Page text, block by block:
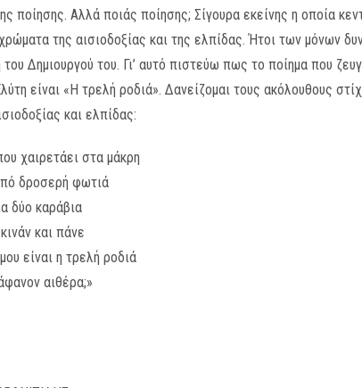
ποίησης. Αλλά ποιάς ποίησης; Σίγουρα εκείνης η οποία
της αισιοδοξίας και της ελπίδας. Ήτοι των μόνων
Δημιουργού του. Γι’ αυτό πιστεύω πως το ποίημα που
είναι «Η τρελή ροδιά». Δανείζομαι τους ακόλουθους
και ελπίδας:
χαιρετάει στα μάκρη
δροσερή φωτιά
δύο καράβια
και πάνε
είναι η τρελή ροδιά
αιθέρα;»